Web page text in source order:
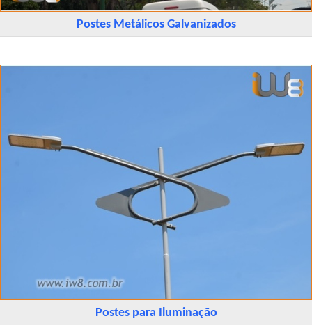
Postes Metálicos Galvanizados
Postes para Iluminação